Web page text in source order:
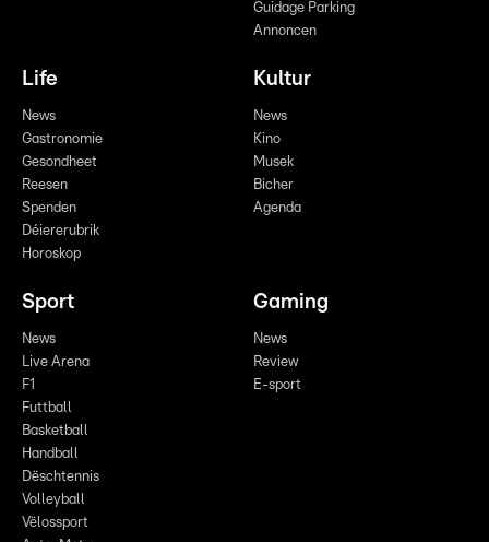
Guidage Parking
Annoncen
Life
News
Gastronomie
Gesondheet
Reesen
Spenden
Déiererubrik
Horoskop
Kultur
News
Kino
Musek
Bicher
Agenda
Sport
News
Live Arena
F1
Futtball
Basketball
Handball
Dëschtennis
Volleyball
Vëlossport
Gaming
News
Review
E-sport